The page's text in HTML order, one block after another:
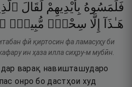
فَلَمَسُوهُ بِأَيْدِيهِمْ لَقَالَ
هَـٰذَآ
إِلَّا سِحْرٌۭ مُّبِينٌۭ ۝
фӣ қиртосин фа ламасуҳу би
ин ҳаза илла сиҳру-м мубӣн.
дар варақ навишташударо
онро бо дастҳои худ